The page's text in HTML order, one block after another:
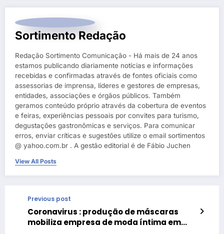
Sortimento Redação
Redação Sortimento Comunicação - Há mais de 24 anos
estamos publicando diariamente notícias e informações
recebidas e confirmadas através de fontes oficiais como
assessorias de imprensa, líderes e gestores de empresas,
entidades, associações e órgãos públicos. Também
geramos conteúdo próprio através da cobertura de eventos
e feiras, experiências pessoais por convites para turismo,
degustações gastronômicas e serviços. Para comunicar
erros, enviar críticas e sugestões utilize o email sortimentos
@ yahoo.com.br . A gestão editorial é de Fábio Juchen
View All Posts
Previous post
Coronavirus : produção de máscaras
mobiliza empresa de moda íntima em